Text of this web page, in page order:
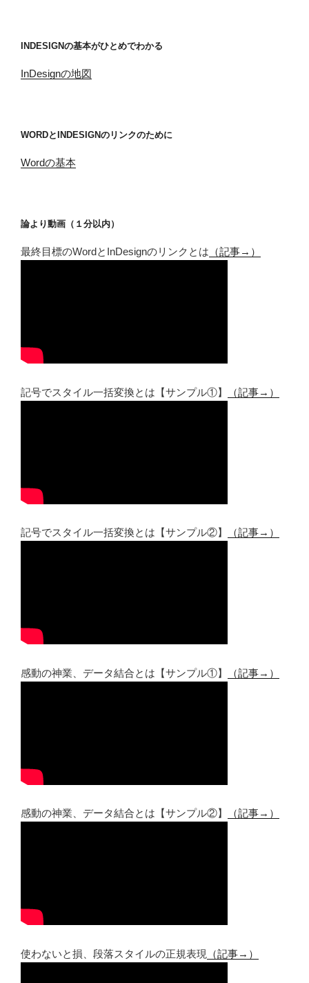
INDESIGNの基本がひとめでわかる
InDesignの地図
WORDとINDESIGNのリンクのために
Wordの基本
論より動画（１分以内）
最終目標のWordとInDesignのリンクとは （記事→）
記号でスタイル一括変換とは【サンプル①】 （記事→）
記号でスタイル一括変換とは【サンプル②】 （記事→）
感動の神業、データ結合とは【サンプル①】 （記事→）
感動の神業、データ結合とは【サンプル②】 （記事→）
使わないと損、段落スタイルの正規表現 （記事→）